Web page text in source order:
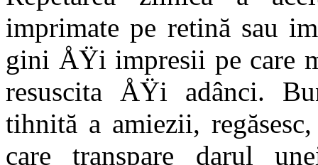
imprimate pe retină sau
gini ÅŸi impresii pe care
resuscita ÅŸi adânci.
tihnită a amiezii,
care transpare darul